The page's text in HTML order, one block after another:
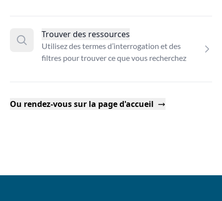
Trouver des ressources
Utilisez des termes d’interrogation et des
filtres pour trouver ce que vous recherchez
Ou rendez-vous sur la page d'accueil